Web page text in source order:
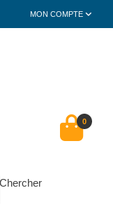
MON COMPTE
Chercher
0